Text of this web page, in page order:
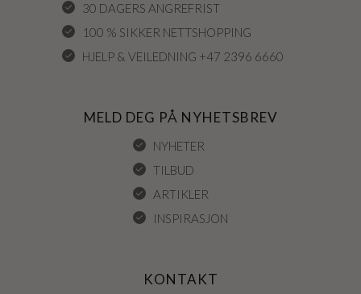
30 DAGERS ANGREFRIST
100 % SIKKER NETTSHOPPING
HJELP & VEILEDNING +47 2396 6660
MELD DEG PÅ NYHETSBREV
NYHETER
TILBUD
ARTIKLER
INSPIRASJON
KONTAKT